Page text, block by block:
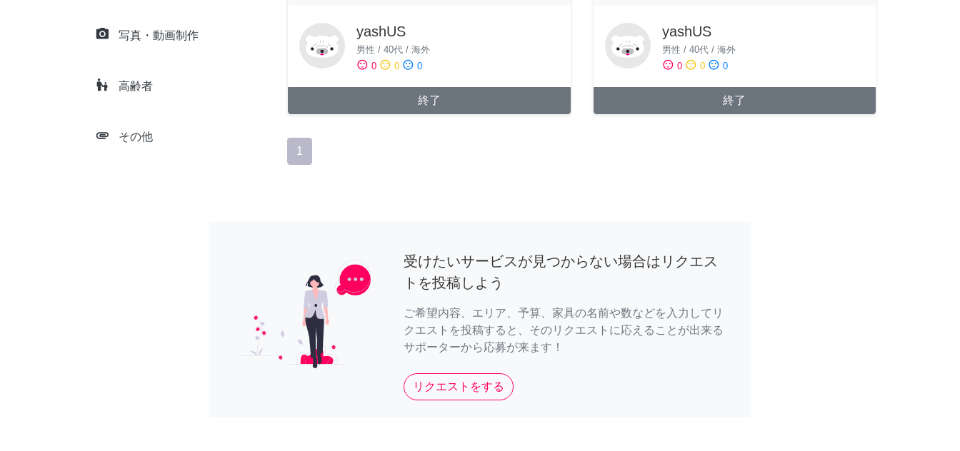
camera_alt 写真・動画制作
escalator_warning 高齢者
attachment その他
yashUS
男性 / 40代 / 海外
sentiment_satisfied 0 sentiment_neutral 0 sentiment_dissatisfied 0
終了
yashUS
男性 / 40代/ 海外
sentiment_satisfied 0 sentiment_neutral 0 sentiment_dissatisfied 0
終了
1
受けたいサービスが見つからない場合はリクエス
トを投稿しよう
ご希望内容、エリア、予算、家具の名前や数などを入力してリ
クエストを投稿すると、そのリクエストに応えることが出来る
サポーターから応募が来ます！
リクエストをする